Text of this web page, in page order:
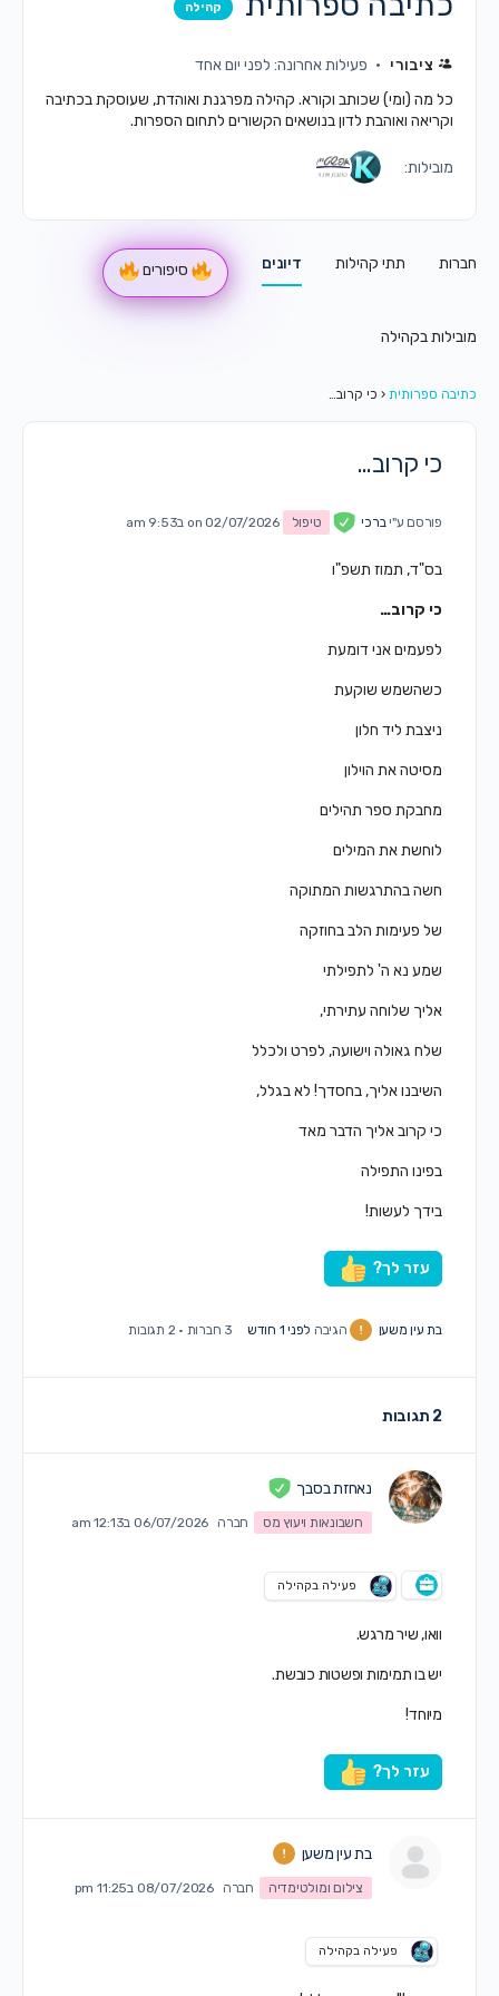
קהילה
ציבורי
פעילות אחרונה: לפני יום אחד
כל מה (ומי) שכותב וקורא. קהילה מפרגנת ואוהדת, שעוסקת בכתיבה
וקריאה ואוהבת לדון בנושאים הקשורים לתחום הספרות.
מובילות:
חברות תתי קהילות דיונים סיפורים
מובילות בקהילה
כתיבה ספרותית ‹ כי קרוב…
כי קרוב…
פורסם ע"יברכי טיפול on 02/07/2026 ב9:53 am
בס"ד, תמוז תשפ"ו
כי קרוב…
לפעמים אני דומעת
כשהשמש שוקעת
ניצבת ליד חלון
מסיטה את הוילון
מחבקת ספר תהילים
לוחשת את המילים
חשה בהתרגשות המתוקה
של פעימות הלב בחוזקה
שמע נא ה' לתפילתי
אליך שלוחה עתירתי,
שלח גאולה וישועה, לפרט ולכלל
השיבנו אליך, בחסדך! לא בגלל,
כי קרוב אליך הדבר מאד
בפינו התפילה
בידך לעשות!
עזר לך?
בת עין משען הגיבהלפני 1 חודש 3 חברות · 2 תגובות
2 תגובות
נאחזת בסבך
חשבונאות ויעוץ מס חברה 06/07/2026 ב12:13 am
פעילה בקהילה
וואו, שיר מרגש.
יש בו תמימות ופשטות כובשת.
מיוחד!
עזר לך?
בת עין משען
צילום ומולטימדיה חברה 08/07/2026 ב11:25 pm
פעילה בקהילה